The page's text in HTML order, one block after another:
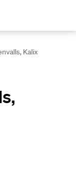
Kalix